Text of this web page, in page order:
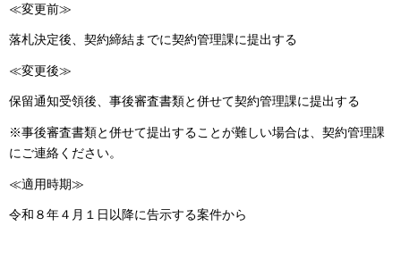
≪変更前≫
落札決定後、契約締結までに契約管理課に提出する
≪変更後≫
保留通知受領後、事後審査書類と併せて契約管理課に提出する
※事後審査書類と併せて提出することが難しい場合は、契約管理課
にご連絡ください。
≪適用時期≫
令和８年４月１日以降に告示する案件から